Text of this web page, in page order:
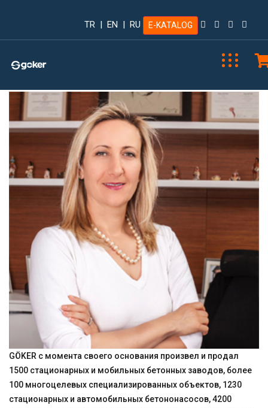
TR | EN | RU E-KATALOG
GÖKER с момента своего основания произвел и продал
1500 стационарных и мобильных бетонных заводов, более
100 многоцелевых специализированных объектов, 1230
стационарных и автомобильных бетононасосов, 4200